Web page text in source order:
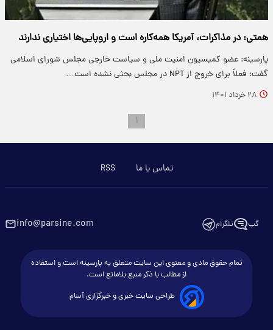
همتی: در مذاکرات، آمریکا همه‌کاره است و اروپایی‌ها اختیاری ندارند
پارسینه: عضو کمیسیون امنیت ملی و سیاست خارجی مجلس شورای اسلامی
گفت: فعلاً برای خروج از NPT در مجلس بحثی نشده است…
۲۸ خرداد ۱۴۰۱
۱
تماس با ما RSS
گپ تلگرام info@parsine.com
تمام حقوق مادی و معنوی این سایت متعلق به پارسینه است و استفاده
از مطالب با ذکر منبع بلامانع است.
طراحی سایت خبری و خبرگزاری آسام